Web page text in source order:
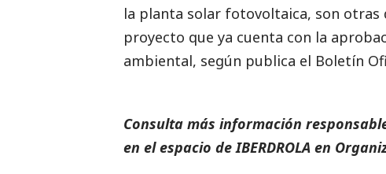
la planta solar fotovoltaica, son otras
proyecto que ya cuenta con la
ambiental, según publica el Boletín
Consulta más información
en el espacio deIBERDROLA en